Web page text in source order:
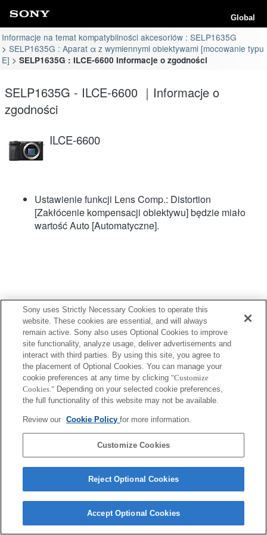
Global
Informacje na temat kompatybilności akcesoriów : SELP1635G
SELP1635G : Aparat α z wymiennymi obiektywami [mocowanie typu
E]
SELP1635G : ILCE-6600 Informacje o zgodności
SELP1635G - ILCE-6600 ｜Informacje o
zgodności
ILCE-6600
Ustawienie funkcji Lens Comp.: Distortion
[Zakłócenie kompensacji obiektywu] będzie miało
wartość Auto [Automatyczne].
Terms of Use Contact Us
Copyright 2026 Sony Corporation
Sony uses Strictly Necessary Cookies to operate this
website. These cookies are essential, and will always
remain active. Sony also uses Optional Cookies to improve
site functionality, analyze usage, deliver advertisements and
interact with third parties. By using this site, you agree to
the placement of Optional Cookies. You can manage your
cookie preferences at any time by clicking "Customize
Cookies." Depending on your selected cookie preferences,
the full functionality of this website may not be available.
Review our Cookie Policyfor more information.
Customize Cookies
Reject Optional Cookies
Accept Optional Cookies